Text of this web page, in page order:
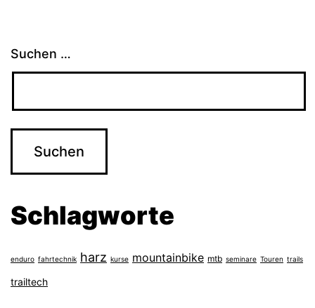
Suchen …
Schlagworte
enduro fahrtechnik harz kurse mountainbike mtb seminare Touren trails
trailtech